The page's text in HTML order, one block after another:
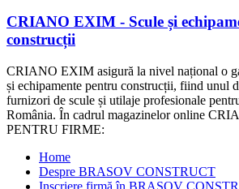
CRIANO EXIM - Scule și
construcții
CRIANO EXIM asigură la nivel național o
și echipamente pentru construcții, fiind unul
furnizori de scule și utilaje profesionale
România. În cadrul magazinelor online
PENTRU FIRME:
Home
Despre BRASOV CONSTRUCT
Inscriere firmă în BRASOV